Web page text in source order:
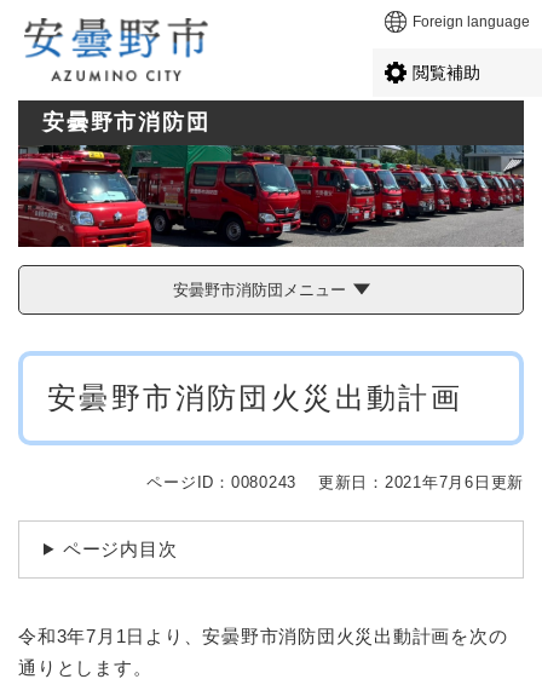
メニューを飛ばして本文へ Foreign language
閲覧補助
安曇野市消防団
安曇野市消防団メニュー
本
安曇野市消防団火災出動計画
ページID：0080243 更新日：2021年7月6日更新
ページ内目次
令和3年7月1日より、安曇野市消防団火災出動計画を次の
通りとします。